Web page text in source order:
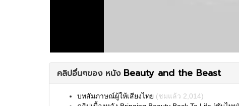
คลิปอื่นๆของ หนัง Beauty and the Beast
บทสัมภาษณ์ผู้ให้เสียงไทย (ชมแล้ว 2,014)